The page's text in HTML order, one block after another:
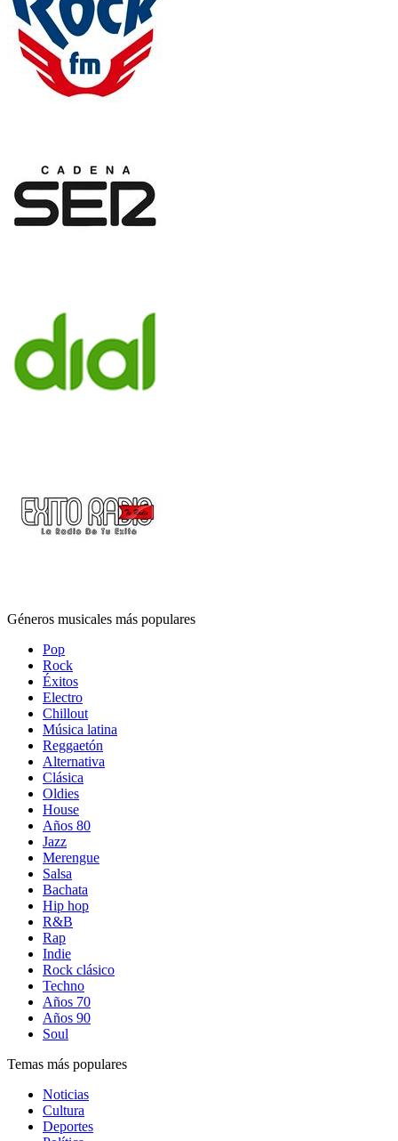
Géneros musicales más populares
Pop
Rock
Éxitos
Electro
Chillout
Música latina
Reggaetón
Alternativa
Clásica
Oldies
House
Años 80
Jazz
Merengue
Salsa
Bachata
Hip hop
R&B
Rap
Indie
Rock clásico
Techno
Años 70
Años 90
Soul
Temas más populares
Noticias
Cultura
Deportes